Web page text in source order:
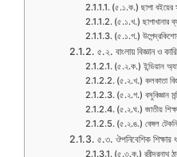
(৫.১.ক.) ছাপা বইয়ের
(৫.১.খ.) ছাপাখানার
(৫.১.গ.)
৫.২. বাংলায় বিজ্ঞান ও
(৫.২.ক.) ইন্ডিয়ান
(৫.২.খ.) কলকাতা
(৫.২.গ.) বসুবিজ্ঞান
(৫.২.ঘ.) জাতীয়
(৫.২.ঙ.) বেঙ্গল
৫.৩. ঔপনিবেশিক শিক্ষার
(৫.৩.ক.) রবীন্দ্রনাথ